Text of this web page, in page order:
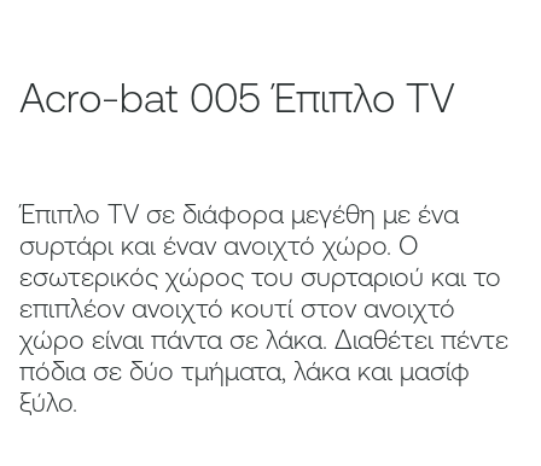
Acro-bat 005 Έπιπλο TV
Έπιπλο TV σε διάφορα μεγέθη με ένα
συρτάρι και έναν ανοιχτό χώρο. Ο
εσωτερικός χώρος του συρταριού και το
επιπλέον ανοιχτό κουτί στον ανοιχτό
χώρο είναι πάντα σε λάκα. Διαθέτει πέντε
πόδια σε δύο τμήματα, λάκα και μασίφ
ξύλο.